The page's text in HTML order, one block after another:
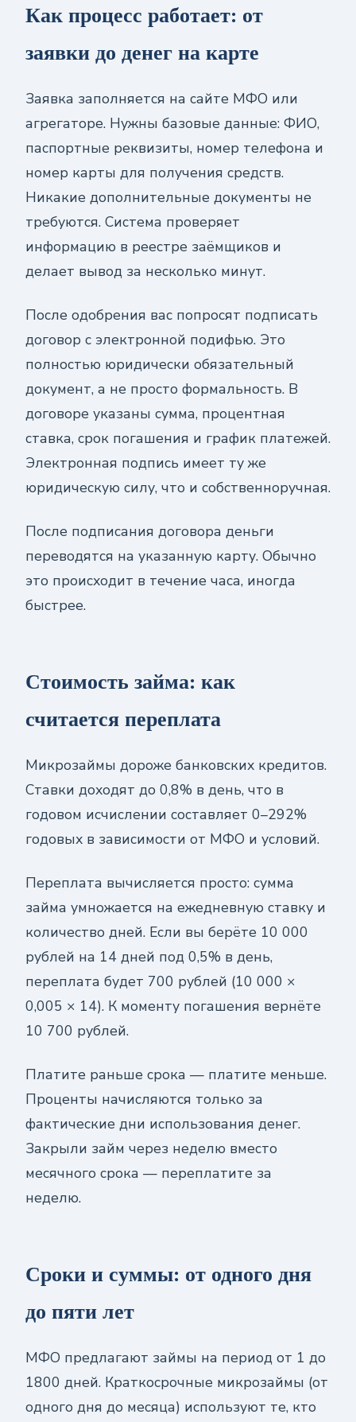
Как процесс работает: от
заявки до денег на карте
Заявка заполняется на сайте МФО или
агрегаторе. Нужны базовые данные: ФИО,
паспортные реквизиты, номер телефона и
номер карты для получения средств.
Никакие дополнительные документы не
требуются. Система проверяет
информацию в реестре заёмщиков и
делает вывод за несколько минут.
После одобрения вас попросят подписать
договор с электронной подифью. Это
полностью юридически обязательный
документ, а не просто формальность. В
договоре указаны сумма, процентная
ставка, срок погашения и график платежей.
Электронная подпись имеет ту же
юридическую силу, что и собственноручная.
После подписания договора деньги
переводятся на указанную карту. Обычно
это происходит в течение часа, иногда
быстрее.
Стоимость займа: как
считается переплата
Микрозаймы дороже банковских кредитов.
Ставки доходят до 0,8% в день, что в
годовом исчислении составляет 0–292%
годовых в зависимости от МФО и условий.
Переплата вычисляется просто: сумма
займа умножается на ежедневную ставку и
количество дней. Если вы берёте 10 000
рублей на 14 дней под 0,5% в день,
переплата будет 700 рублей (10 000 ×
0,005 × 14). К моменту погашения вернёте
10 700 рублей.
Платите раньше срока — платите меньше.
Проценты начисляются только за
фактические дни использования денег.
Закрыли займ через неделю вместо
месячного срока — переплатите за
неделю.
Сроки и суммы: от одного дня
до пяти лет
МФО предлагают займы на период от 1 до
1800 дней. Краткосрочные микрозаймы (от
одного дня до месяца) используют те, кто